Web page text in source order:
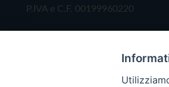
P.IVA e C.F. 00199960220